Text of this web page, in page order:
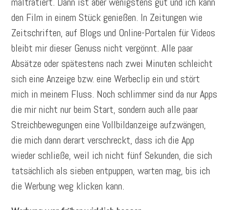
den Film in einem Stück genießen. In Zeitungen wie
Zeitschriften, auf Blogs und Online-Portalen für Videos
bleibt mir dieser Genuss nicht vergönnt. Alle paar
Absätze oder spätestens nach zwei Minuten schleicht
sich eine Anzeige bzw. eine Werbeclip ein und stört
mich in meinem Fluss. Noch schlimmer sind da nur Apps
die mir nicht nur beim Start, sondern auch alle paar
Streichbewegungen eine Vollbildanzeige aufzwängen,
die mich dann derart verschreckt, dass ich die App
wieder schließe, weil ich nicht fünf Sekunden, die sich
tatsächlich als sieben entpuppen, warten mag, bis ich
die Werbung weg klicken kann.